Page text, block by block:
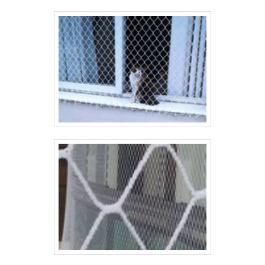
oferece outros produtos, como telas de
alambrado, gradis, portões, entre outros.Se você
está em busca de uma vigota de laje de
qualidade e com preço acessível, conte com a
Casa das Telas. Com anos de experiência e
reconhecimento no mercado, a empresa é a
escolha certa para garantir a segurança e a
eficiência da sua construção.